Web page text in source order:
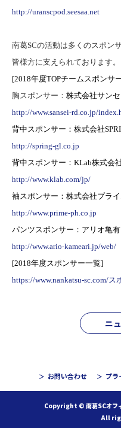
http://uranscpod.seesaa.net
南葛SCの活動は多くのスポン
皆様方に支えられております。
[2018年度TOPチームスポンサ
胸スポンサー： 株式会社サン
http://www.sansei-rd.co.jp/
背中スポンサー：株式会社
http://spring-gl.co.jp
背中スポンサー：KLab株式会
http://www.klab.com/jp/
袖スポンサー：株式会社プラ
http://www.prime-ph.co.jp
パンツスポンサー：アリオ亀有
http://www.ario-kameari.jp/web/
[2018年度スポンサー一覧]
https://www.nankatsu-sc.com/ス
ニ
お問い合わせ プラ
Copyright © 南葛SCオフ
All